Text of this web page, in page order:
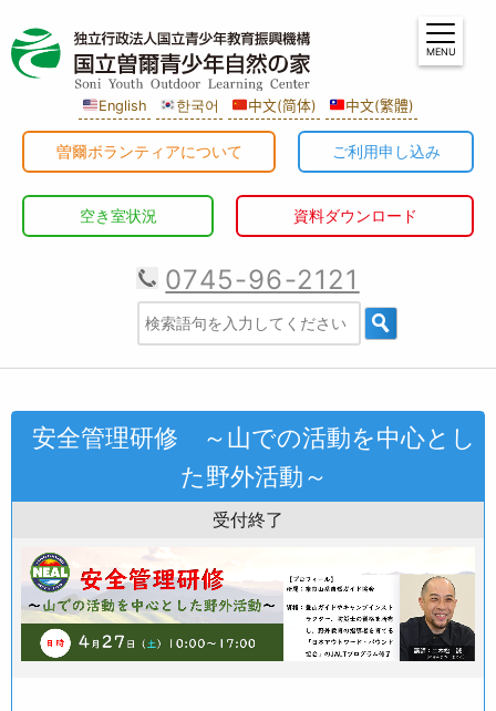
English 한국어 中文(简体) 中文(繁體)
曽爾ボランティアについて ご利用申し込み
空き室状況 資料ダウンロード
0745-96-2121
MENU
安全管理研修 ～山での活動を中心とし
た野外活動～
受付終了